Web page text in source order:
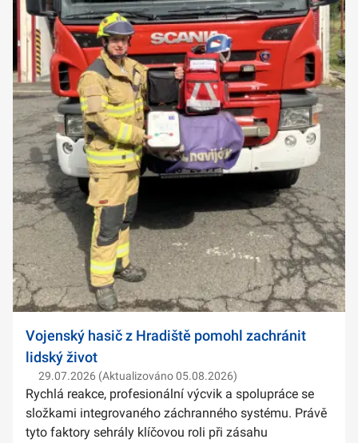
Vojenský hasič z Hradiště pomohl zachránit
lidský život
29.07.2026 (Aktualizováno 05.08.2026)
Rychlá reakce, profesionální výcvik a spolupráce se
složkami integrovaného záchranného systému. Právě
tyto faktory sehrály klíčovou roli při zásahu